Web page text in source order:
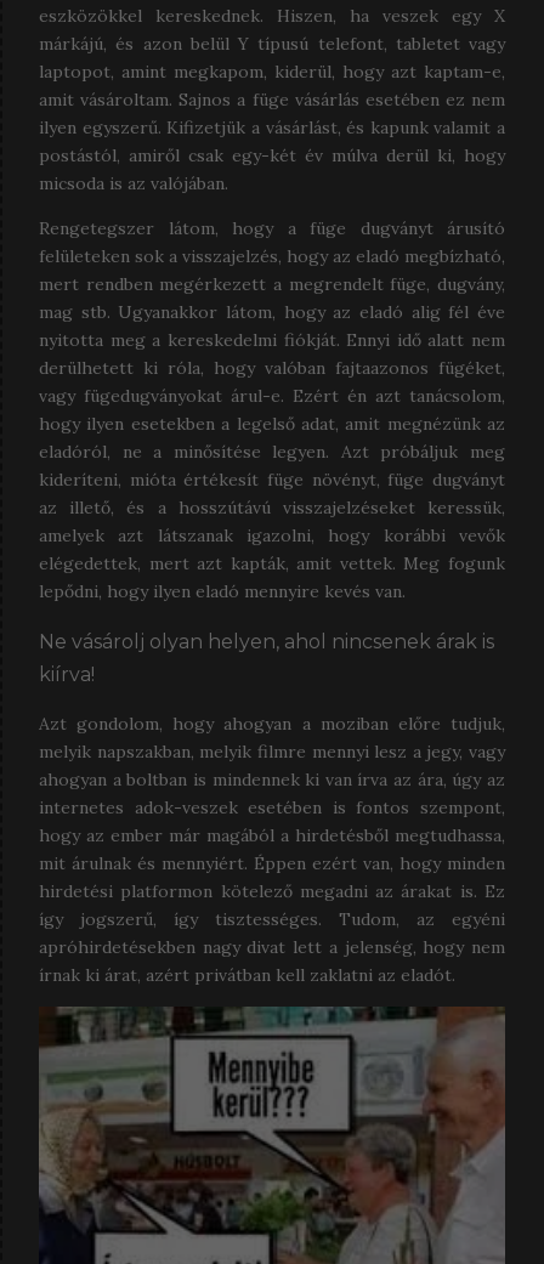
eszközökkel kereskednek. Hiszen, ha veszek egy X
márkájú, és azon belül Y típusú telefont, tabletet vagy
laptopot, amint megkapom, kiderül, hogy azt kaptam-e,
amit vásároltam. Sajnos a füge vásárlás esetében ez nem
ilyen egyszerű. Kifizetjük a vásárlást, és kapunk valamit a
postástól, amiről csak egy-két év múlva derül ki, hogy
micsoda is az valójában.
Rengetegszer látom, hogy a füge dugványt árusító
felületeken sok a visszajelzés, hogy az eladó megbízható,
mert rendben megérkezett a megrendelt füge, dugvány,
mag stb. Ugyanakkor látom, hogy az eladó alig fél éve
nyitotta meg a kereskedelmi fiókját. Ennyi idő alatt nem
derülhetett ki róla, hogy valóban fajtaazonos fügéket,
vagy fügedugványokat árul-e. Ezért én azt tanácsolom,
hogy ilyen esetekben a legelső adat, amit megnézünk az
eladóról, ne a minősítése legyen. Azt próbáljuk meg
kideríteni, mióta értékesít füge növényt, füge dugványt
az illető, és a hosszútávú visszajelzéseket keressük,
amelyek azt látszanak igazolni, hogy korábbi vevők
elégedettek, mert azt kapták, amit vettek. Meg fogunk
lepődni, hogy ilyen eladó mennyire kevés van.
Ne vásárolj olyan helyen, ahol nincsenek árak is
kiírva!
Azt gondolom, hogy ahogyan a moziban előre tudjuk,
melyik napszakban, melyik filmre mennyi lesz a jegy, vagy
ahogyan a boltban is mindennek ki van írva az ára, úgy az
internetes adok-veszek esetében is fontos szempont,
hogy az ember már magából a hirdetésből megtudhassa,
mit árulnak és mennyiért. Éppen ezért van, hogy minden
hirdetési platformon kötelező megadni az árakat is. Ez
így jogszerű, így tisztességes. Tudom, az egyéni
apróhirdetésekben nagy divat lett a jelenség, hogy nem
írnak ki árat, azért privátban kell zaklatni az eladót.